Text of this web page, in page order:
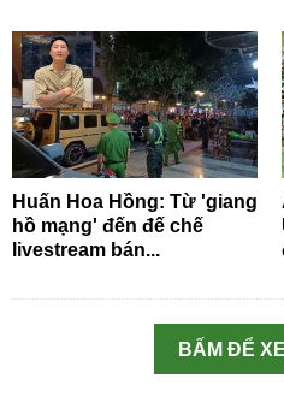
Huấn Hoa Hồng: Từ 'giang
hồ mạng' đến đế chế
livestream bán...
BẤM ĐỂ